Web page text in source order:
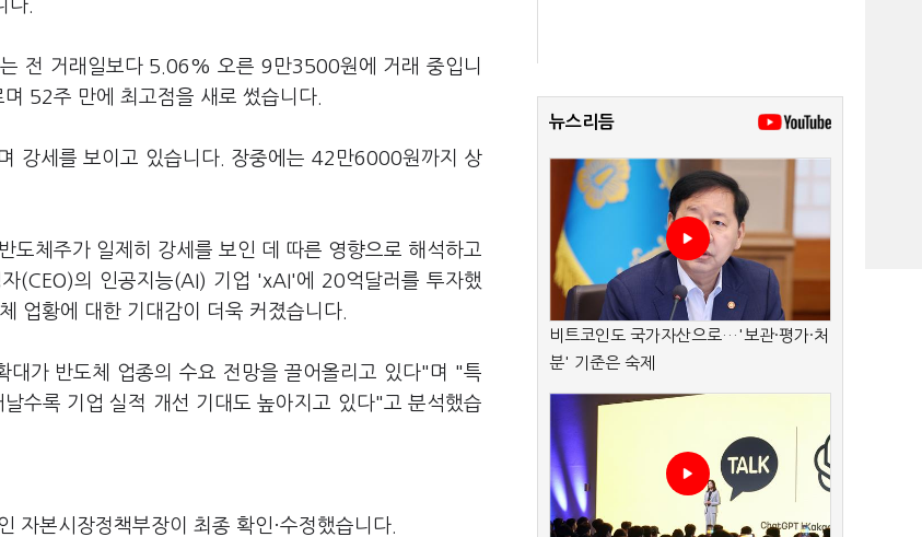
다.
전 거래일보다 5.06% 오른 9만3500원에 거래 중입니
52주 만에 최고점을 새로 썼습니다.
강세를 보이고 있습니다. 장중에는 42만6000원까지 상
도체주가 일제히 강세를 보인 데 따른 영향으로 해석하고
(CEO)의 인공지능(AI) 기업 'xAI'에 20억달러를 투자했
업황에 대한 기대감이 더욱 커졌습니다.
가 반도체 업종의 수요 전망을 끌어올리고 있다"며 "특
수록 기업 실적 개선 기대도 높아지고 있다"고 분석했습
자본시장정책부장이 최종 확인·수정했습니다.
뉴스리듬
비트코인도 국가자산으로…'보관·평가·처
분' 기준은 숙제